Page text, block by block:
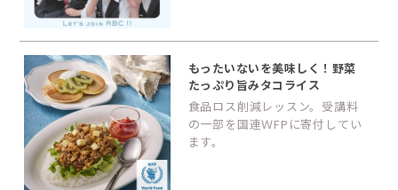
もったいないを美味しく！野菜
たっぷり旨みタコライス
食品ロス削減レッスン。受講料
の一部を国連ＷFPに寄付してい
ます。